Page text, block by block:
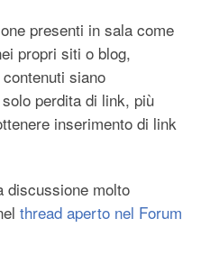
presenti in sala come
propri siti o blog,
siano
perdita di link, più
inserimento di link
discussione molto
thread aperto nel Forum